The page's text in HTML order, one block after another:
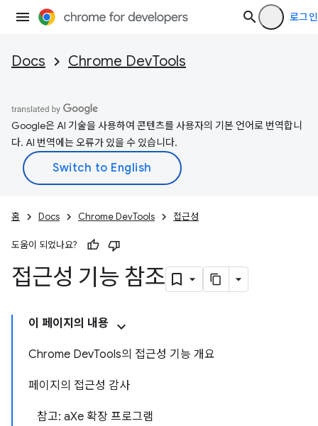
로그인
Docs Chrome DevTools
Google은 AI 기술을 사용하여 콘텐츠를 사용자의 기본 언어로 번역합니
다. AI 번역에는 오류가 있을 수 있습니다.
홈 Docs Chrome DevTools 접근성
도움이 되었나요?
접근성 기능 참조
이 페이지의 내용
Chrome DevTools의 접근성 기능 개요
페이지의 접근성 감사
참고: aXe 확장 프로그램